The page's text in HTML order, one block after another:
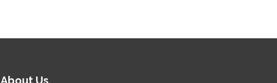
About Us.